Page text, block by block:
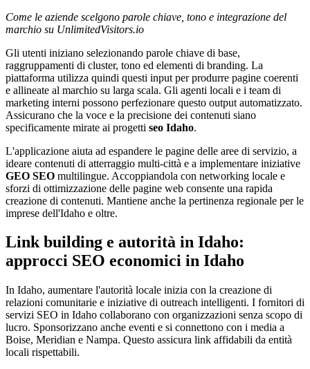
Come le aziende scelgono parole chiave, tono e integrazione del
marchio su UnlimitedVisitors.io
Gli utenti iniziano selezionando parole chiave di base,
raggruppamenti di cluster, tono ed elementi di branding. La
piattaforma utilizza quindi questi input per produrre pagine coerenti
e allineate al marchio su larga scala. Gli agenti locali e i team di
marketing interni possono perfezionare questo output automatizzato.
Assicurano che la voce e la precisione dei contenuti siano
specificamente mirate ai progetti seo Idaho.
L'applicazione aiuta ad espandere le pagine delle aree di servizio, a
ideare contenuti di atterraggio multi-città e a implementare iniziative
GEO SEO multilingue. Accoppiandola con networking locale e
sforzi di ottimizzazione delle pagine web consente una rapida
creazione di contenuti. Mantiene anche la pertinenza regionale per le
imprese dell'Idaho e oltre.
Link building e autorità in Idaho:
approcci SEO economici in Idaho
In Idaho, aumentare l'autorità locale inizia con la creazione di
relazioni comunitarie e iniziative di outreach intelligenti. I fornitori di
servizi SEO in Idaho collaborano con organizzazioni senza scopo di
lucro. Sponsorizzano anche eventi e si connettono con i media a
Boise, Meridian e Nampa. Questo assicura link affidabili da entità
locali rispettabili.